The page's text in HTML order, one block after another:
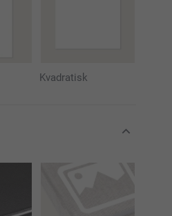
Kvadratisk